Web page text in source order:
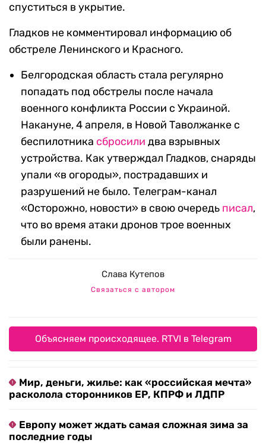
спуститься в укрытие.
Гладков не комментировал информацию об
обстреле Ленинского и Красного.
Белгородская область стала регулярно
попадать под обстрелы после начала
военного конфликта России с Украиной.
Накануне, 4 апреля, в Новой Таволжанке с
беспилотника cбросили два взрывных
устройства. Как утверждал Гладков, снаряды
упали «в огороды», пострадавших и
разрушений не было. Телеграм-канал
«Осторожно, новости» в свою очередь писал,
что во время атаки дронов трое военных
были ранены.
Слава Кутепов
Связаться с автором
Объясняем происходящее. RTVI в Telegram
Мир, деньги, жилье: как «российская мечта»
расколола сторонников ЕР, КПРФ и ЛДПР
Европу может ждать самая сложная зима за
последние годы